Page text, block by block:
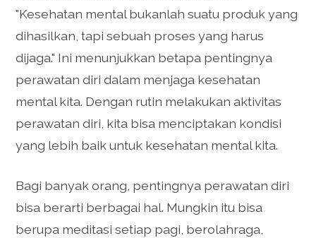
"Kesehatan mental bukanlah suatu produk yang
dihasilkan, tapi sebuah proses yang harus
dijaga." Ini menunjukkan betapa pentingnya
perawatan diri dalam menjaga kesehatan
mental kita. Dengan rutin melakukan aktivitas
perawatan diri, kita bisa menciptakan kondisi
yang lebih baik untuk kesehatan mental kita.
Bagi banyak orang, pentingnya perawatan diri
bisa berarti berbagai hal. Mungkin itu bisa
berupa meditasi setiap pagi, berolahraga,